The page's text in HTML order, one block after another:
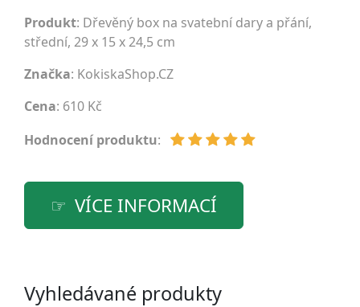
Produkt: Dřevěný box na svatební dary a přání,
střední, 29 x 15 x 24,5 cm
Značka: KokiskaShop.CZ
Cena: 610 Kč
Hodnocení produktu:
VÍCE INFORMACÍ
Vyhledávané produkty